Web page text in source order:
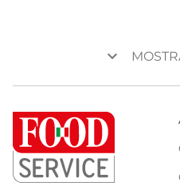
keyboard_arrow_down